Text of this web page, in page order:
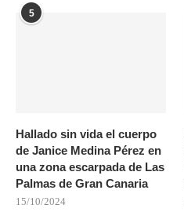
5
Hallado sin vida el cuerpo
de Janice Medina Pérez en
una zona escarpada de Las
Palmas de Gran Canaria
15/10/2024